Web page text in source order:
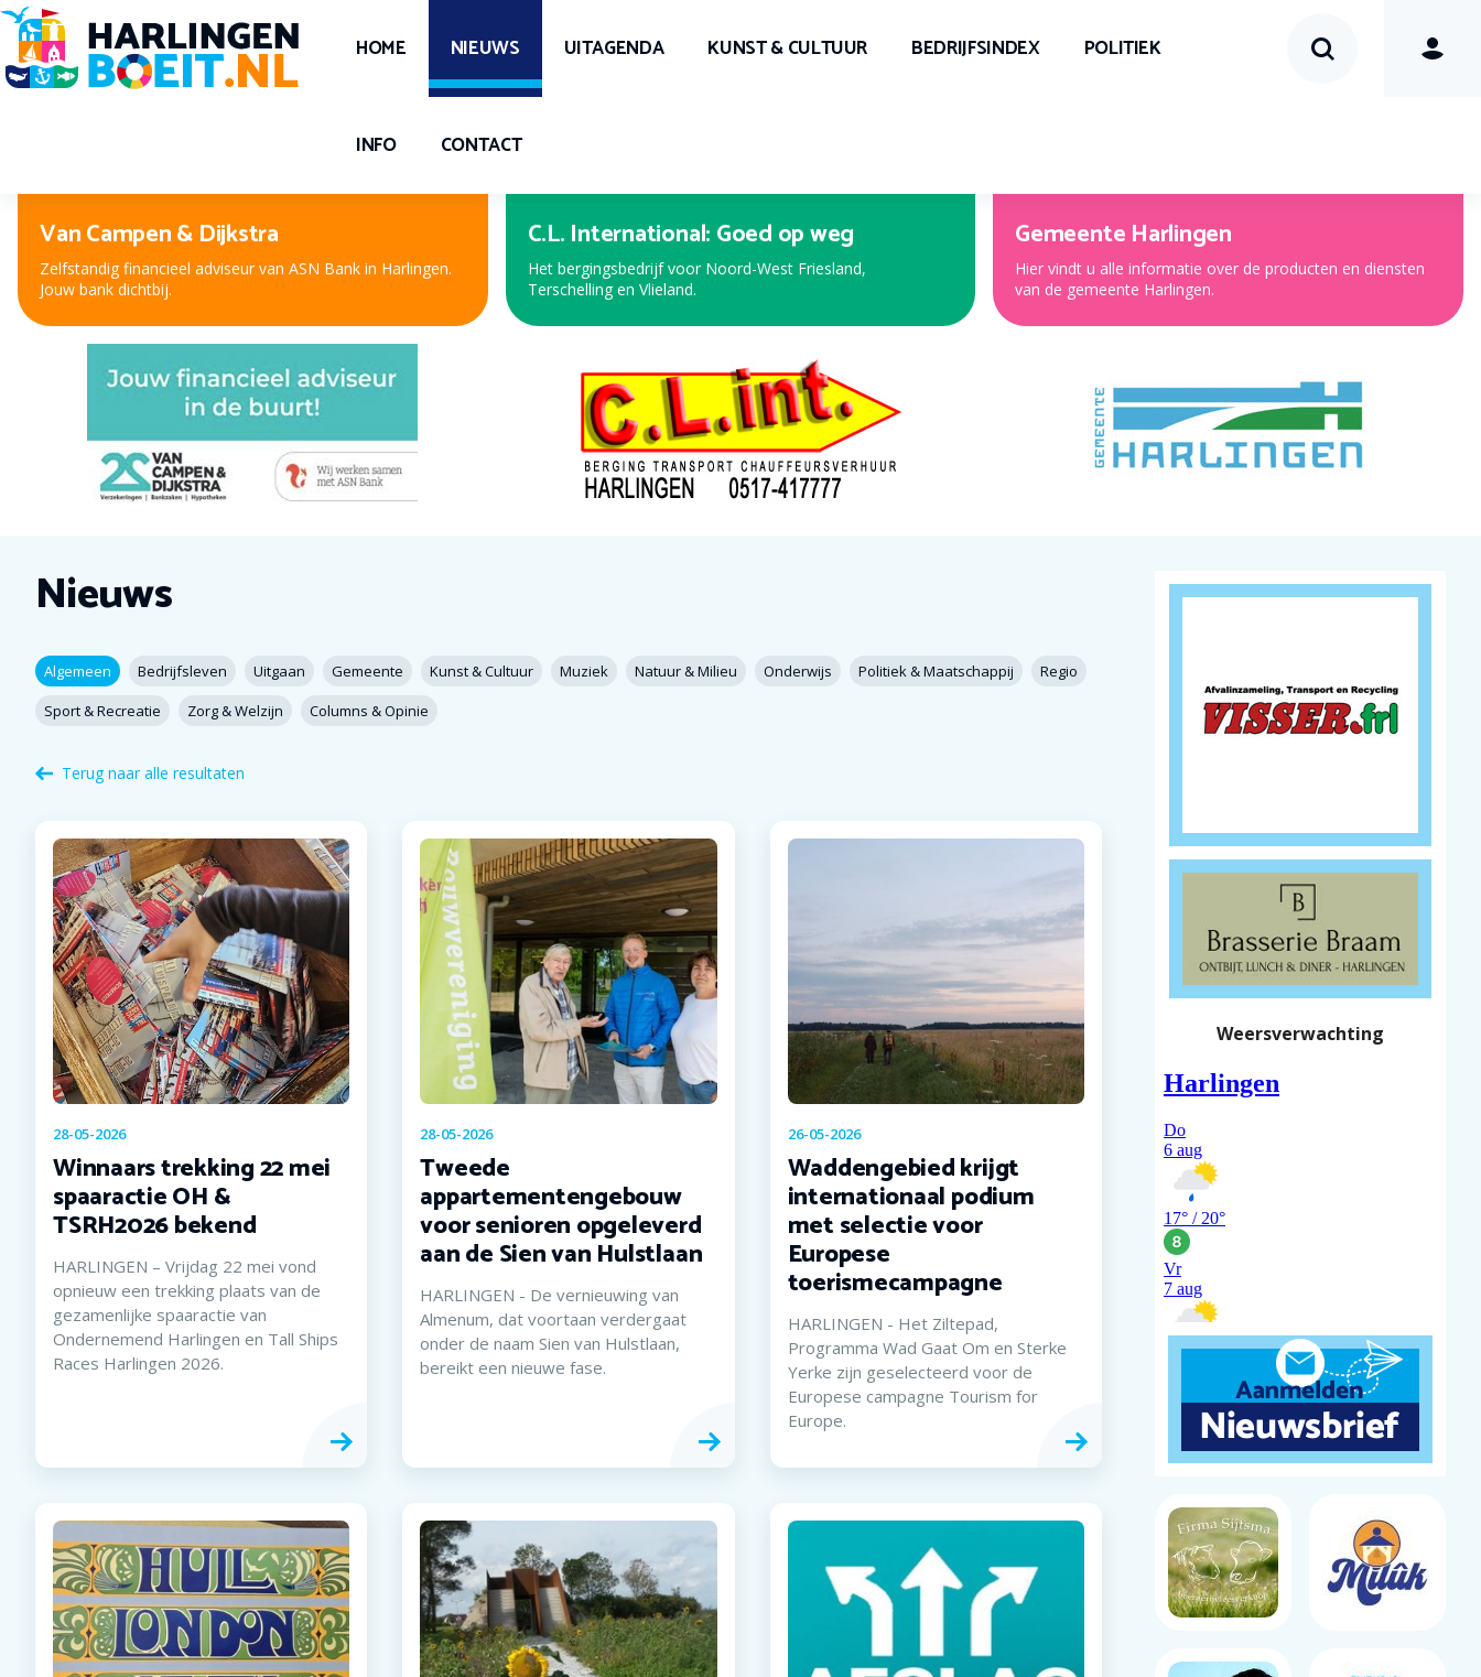
HOME NIEUWS UITAGENDA KUNST & CULTUUR BEDRIJFSINDEX POLITIEK
INFO CONTACT
Peter Kuiper, voor oog en oor
Nieuwe bril, contactlenzen of hooroplossing? Bij Peter
Kuiper, dé opticien en audicien bent u aan het juiste adres.
Expert Harlingen
Bekijk de nieuwe folder met de beste aanbiedingen!
Gemeente Harlingen
Hier vindt u alle informatie over de producten en diensten
van de gemeente Harlingen.
Nieuws
Terug naar alle resultaten
28-05-2026
Winnaars trekking 22 mei
spaaractie OH &
TSRH2026 bekend
HARLINGEN – Vrijdag 22 mei vond
opnieuw een trekking plaats van de
gezamenlijke spaaractie van
Ondernemend Harlingen en Tall Ships
Races Harlingen 2026.
28-05-2026
Tweede
appartementengebouw
voor senioren opgeleverd
aan de Sien van Hulstlaan
HARLINGEN - De vernieuwing van
Almenum, dat voortaan verdergaat
onder de naam Sien van Hulstlaan,
bereikt een nieuwe fase.
26-05-2026
Waddengebied krijgt
internationaal podium
met selectie voor
Europese
toerismecampagne
HARLINGEN - Het Ziltepad,
Programma Wad Gaat Om en Sterke
Yerke zijn geselecteerd voor de
Europese campagne Tourism for
Europe.
Weersverwachting